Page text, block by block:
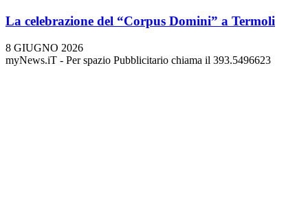
La celebrazione del “Corpus Domini” a Termoli
8 GIUGNO 2026
myNews.iT - Per spazio Pubblicitario chiama il 393.5496623